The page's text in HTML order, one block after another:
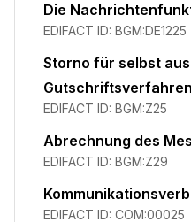
Die
EDIFACT ID: BGM:DE1225
Storno für selbst
EDIFACT ID: BGM:Z25
Abrechnung des
EDIFACT ID: BGM:Z29
EDIFACT ID: COM:00025